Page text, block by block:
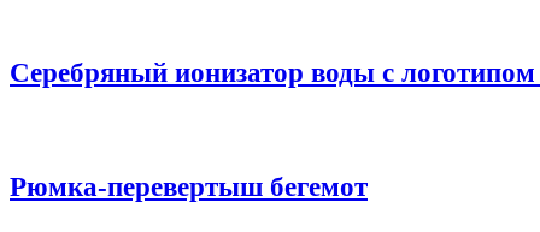
Серебряный ионизатор воды с
Рюмка-перевертыш бегемот